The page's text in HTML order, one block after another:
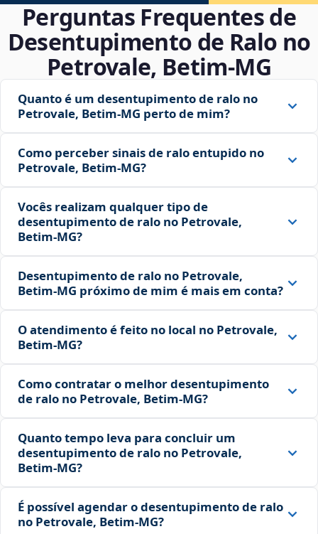
Perguntas Frequentes de
Desentupimento de Ralo no
Petrovale, Betim‑MG
Quanto é um desentupimento de ralo no
Petrovale, Betim‑MG perto de mim?
Como perceber sinais de ralo entupido no
Petrovale, Betim‑MG?
Vocês realizam qualquer tipo de
desentupimento de ralo no Petrovale,
Betim‑MG?
Desentupimento de ralo no Petrovale,
Betim‑MG próximo de mim é mais em conta?
O atendimento é feito no local no Petrovale,
Betim‑MG?
Como contratar o melhor desentupimento
de ralo no Petrovale, Betim‑MG?
Quanto tempo leva para concluir um
desentupimento de ralo no Petrovale,
Betim‑MG?
É possível agendar o desentupimento de ralo
no Petrovale, Betim‑MG?